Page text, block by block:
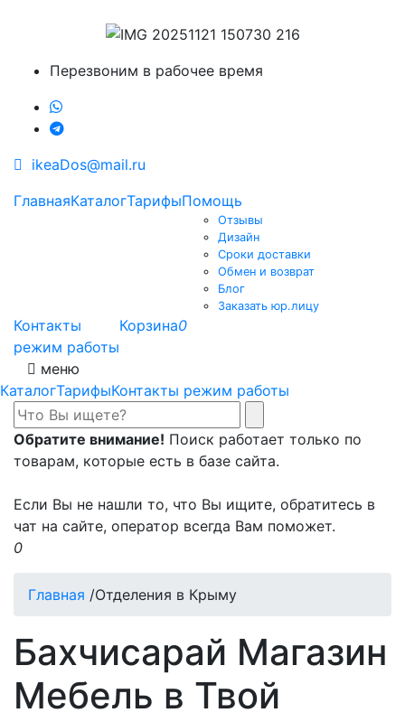
Перезвоним в рабочее время
ikeaDos@mail.ru
ГлавнаяКаталогТарифыПомощь
Отзывы
Дизайн
Сроки доставки
Обмен и возврат
Блог
Заказать юр.лицу
Контакты
режим работы
Корзина0
меню
КаталогТарифыКонтакты режим работы
Обратите внимание! Поиск работает только по
товарам, которые есть в базе сайта.
Если Вы не нашли то, что Вы ищите, обратитесь в
чат на сайте, оператор всегда Вам поможет.
0
Главная /Отделения в Крыму
Бахчисарай Магазин
Мебель в Твой